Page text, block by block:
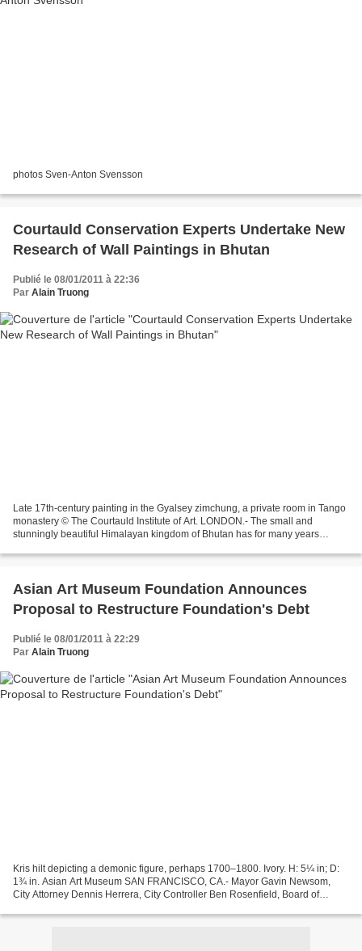
photos Sven-Anton Svensson
Courtauld Conservation Experts Undertake New
Research of Wall Paintings in Bhutan
Publié le 08/01/2011 à 22:36
Par Alain Truong
Late 17th-century painting in the Gyalsey zimchung, a private room in Tango
monastery © The Courtauld Institute of Art. LONDON.- The small and
stunningly beautiful Himalayan kingdom of Bhutan has for many years
Asian Art Museum Foundation Announces
Proposal to Restructure Foundation's Debt
Publié le 08/01/2011 à 22:29
Par Alain Truong
Kris hilt depicting a demonic figure, perhaps 1700–1800. Ivory. H: 5¼ in; D:
1¾ in. Asian Art Museum SAN FRANCISCO, CA.- Mayor Gavin Newsom,
City Attorney Dennis Herrera, City Controller Ben Rosenfield, Board of